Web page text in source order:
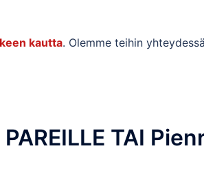
kautta. Olemme teihin
TAI